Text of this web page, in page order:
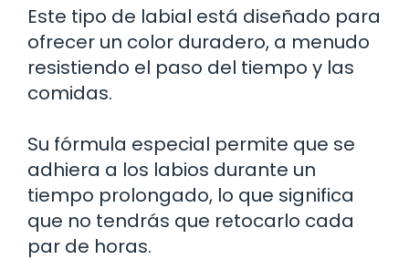
Este tipo de labial está diseñado para
ofrecer un color duradero, a menudo
resistiendo el paso del tiempo y las
comidas.
Su fórmula especial permite que se
adhiera a los labios durante un
tiempo prolongado, lo que significa
que no tendrás que retocarlo cada
par de horas.